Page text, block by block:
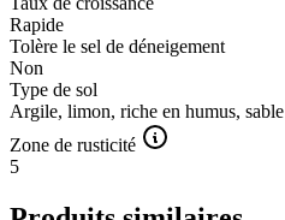
Rapide
Tolère le sel de déneigement
Non
Type de sol
Argile, limon, riche en humus, sable
Zone de rusticité
5